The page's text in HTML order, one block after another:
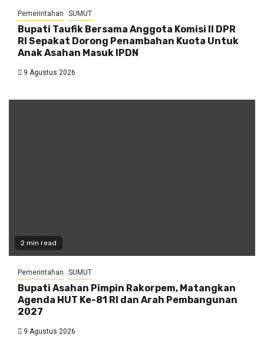
Pemerintahan SUMUT
Bupati Taufik Bersama Anggota Komisi II DPR
RI Sepakat Dorong Penambahan Kuota Untuk
Anak Asahan Masuk IPDN
9 Agustus 2026
2 min read
Pemerintahan SUMUT
Bupati Asahan Pimpin Rakorpem, Matangkan
Agenda HUT Ke-81 RI dan Arah Pembangunan
2027
9 Agustus 2026